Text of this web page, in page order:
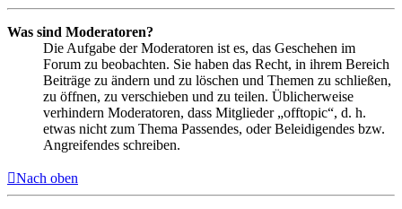
Was sind Moderatoren?
Die Aufgabe der Moderatoren ist es, das Geschehen im
Forum zu beobachten. Sie haben das Recht, in ihrem Bereich
Beiträge zu ändern und zu löschen und Themen zu schließen,
zu öffnen, zu verschieben und zu teilen. Üblicherweise
verhindern Moderatoren, dass Mitglieder „offtopic“, d. h.
etwas nicht zum Thema Passendes, oder Beleidigendes bzw.
Angreifendes schreiben.
Nach oben